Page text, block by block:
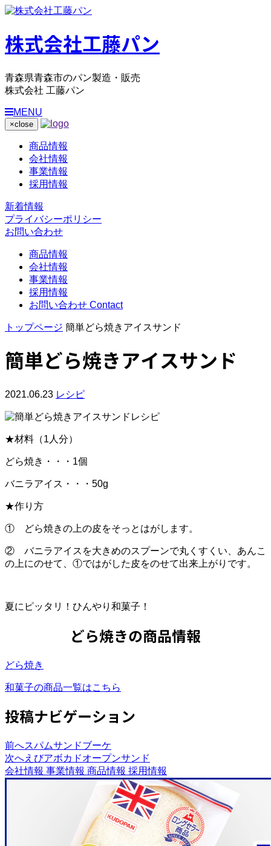
株式会社工藤パン
青森県青森市のパン製造・販売
株式会社 工藤パン
MENU
×close
商品情報
会社情報
事業情報
採用情報
新着情報
プライバシーポリシー
お問い合わせ
商品情報
会社情報
事業情報
採用情報
お問い合わせ Contact
トップページ 簡単どら焼きアイスサンド
簡単どら焼きアイスサンド
2021.06.23 レシピ
★材料（1人分）
どら焼き・・・1個
バニラアイス・・・50g
★作り方
① どら焼きの上の皮をそっとはがします。
② バニラアイスを大きめのスプーンで丸くすくい、あんこ
の上にのせて、①ではがした皮をのせて出来上がりです。
夏にピッタリ！ひんやり和菓子！
どら焼きの商品情報
どら焼き
和菓子の商品一覧はこちら
投稿ナビゲーション
前へスパムサンドブーケ
次へえびアボカドオープンサンド
会社情報 事業情報 商品情報 採用情報